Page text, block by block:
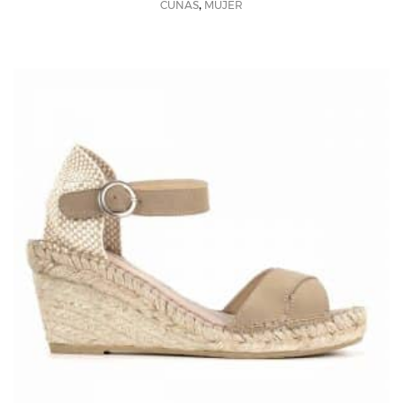
CUÑAS, MUJER